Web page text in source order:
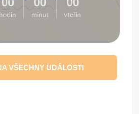
hodin minut vteřin
VŠECHNY UDÁLOSTI